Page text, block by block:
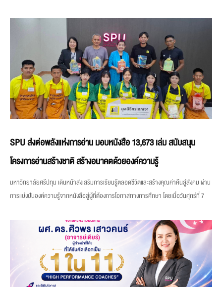
SPU ส่งต่อพลังแห่งการอ่าน มอบหนังสือ 13,673 เล่ม สนับสนุน
โครงการอ่านสร้างชาติ สร้างอนาคตด้วยองค์ความรู้
มหาวิทยาลัยศรีปทุม เดินหน้าส่งเสริมการเรียนรู้ตลอดชีวิตและสร้างคุณค่าคืนสู่สังคม ผ่าน
การแบ่งปันองค์ความรู้จากหนังสือสู่ผู้ที่ต้องการโอกาสทางการศึกษา โดยเมื่อวันศุกร์ที่ 7